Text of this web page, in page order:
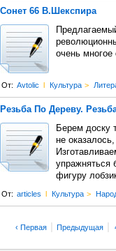
Сонет 66 В.Шекспира
очень многое
От: Avtolic l Культура >
Резьба По Дереву.
Берем доску
не
упражняться
фигуру
От: articles l Культура >
‹ Первая Предыдущая